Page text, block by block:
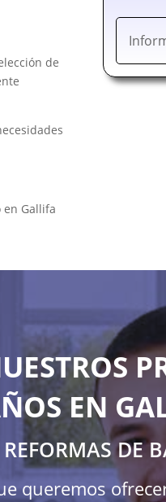
de
Gallifa
EN
DE
queremos